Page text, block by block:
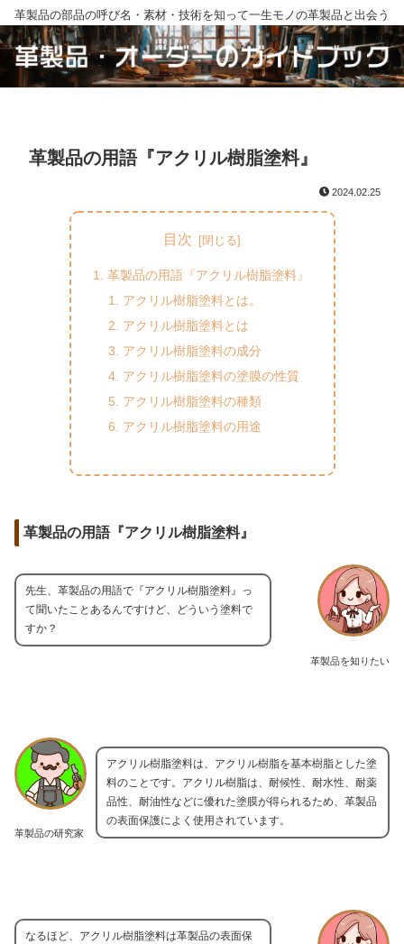
革製品の部品の呼び名・素材・技術を知って一生モノの革製品と出会う
革製品の用語『アクリル樹脂塗料』
2024.02.25
目次
革製品の用語『アクリル樹脂塗料』
アクリル樹脂塗料とは。
アクリル樹脂塗料とは
アクリル樹脂塗料の成分
アクリル樹脂塗料の塗膜の性質
アクリル樹脂塗料の種類
アクリル樹脂塗料の用途
革製品の用語『アクリル樹脂塗料』
革製品を知りたい
先生、革製品の用語で『アクリル樹脂塗料』っ
て聞いたことあるんですけど、どういう塗料で
すか？
革製品の研究家
アクリル樹脂塗料は、アクリル樹脂を基本樹脂とした塗
料のことです。アクリル樹脂は、耐候性、耐水性、耐薬
品性、耐油性などに優れた塗膜が得られるため、革製品
の表面保護によく使用されています。
なるほど、アクリル樹脂塗料は革製品の表面保